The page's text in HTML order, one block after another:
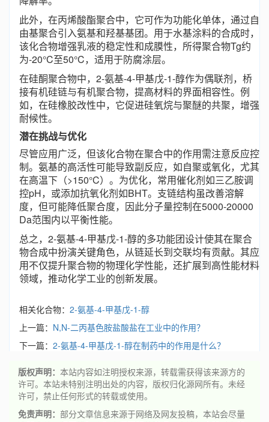
此外，在丙烯酸酯聚合中，它可作为功能化单体，通过自
由基聚合引入氨基和羟基基团。用于水基涂料的合成时，
该化合物增强乳液的稳定性和成膜性，所得聚合物Tg约
为-20°C至50°C，适用于防腐涂层。
在硅酮聚合物中，2-氨基-4-甲基戊-1-醇作为偶联剂，桥
接有机硅链与有机聚合物，提高材料的界面相容性。例
如，在硅橡胶改性中，它促进硅氧烷与聚醚的共聚，增强
耐候性。
潜在挑战与优化
尽管应用广泛，但该化合物在聚合中的作用需注意反应控
制。氨基的高活性可能导致副反应，如自聚或氧化，尤其
在高温下（>150°C）。为优化，常用催化剂如三乙胺调
控pH，或添加抗氧化剂如BHT。支链结构虽改善溶解
度，但可能降低聚合度，因此分子量控制在5000-20000
Da范围内以平衡性能。
总之，2-氨基-4-甲基戊-1-醇的多功能团设计使其在聚合
物合成中扮演关键角色，从链延长到交联均有贡献。其应
用不仅提升聚合物的物理化学性能，还扩展到高性能材料
领域，推动化学工业的创新发展。
相关化合物： 2-氨基-4-甲基戊-1-醇
上一篇： N,N-二丙基色胺盐酸盐在工业中的作用？
下一篇： 2-氨基-4-甲基戊-1-醇在制药中的作用是什么？
版权声明： 本站内容如注明授权来源，转载需获得该来源方的
许可。本站未特别注明出处的内容，版权归化源网所有。未经
许可，禁止任何形式的转载或使用。
免责声明： 部分文章信息来源于网络及网友投稿，本站会尽量